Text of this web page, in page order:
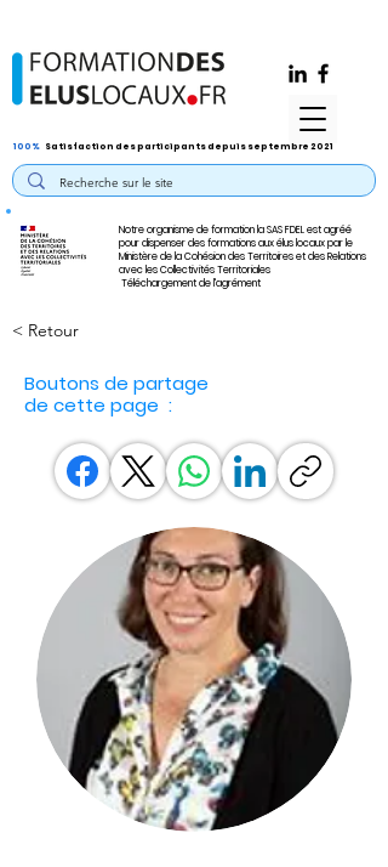
Notre organisme de formation la SAS FDEL est agréé
pour dispenser des formations aux élus locaux par le
Ministère de la Cohésion des Territoires et des Relations
avec les Collectivités Territoriales
Téléchargement de l'agrément
100% Satisfaction des participants depuis septembre 2021
< Retour
Boutons de partage
de cette page :